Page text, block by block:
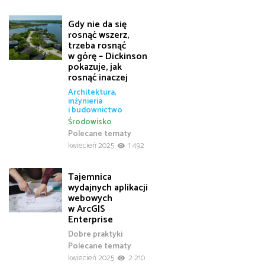
Gdy nie da się
rosnąć wszerz,
trzeba rosnąć
w górę – Dickinson
pokazuje, jak
rosnąć inaczej
Architektura,
inżynieria
i budownictwo
Polecane tematy
Środowisko
kwiecień 2025
1 492
Tajemnica
wydajnych aplikacji
webowych
w ArcGIS
Enterprise
Dobre praktyki
Polecane tematy
kwiecień 2025
2 210